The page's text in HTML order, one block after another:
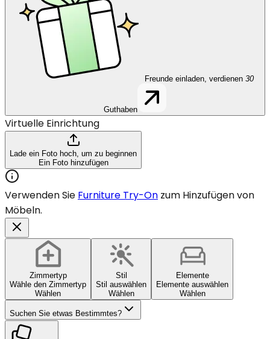
Freunde einladen, verdienen 30
Guthaben
Virtuelle Einrichtung
Lade ein Foto hoch, um zu beginnen
Ein Foto hinzufügen
Verwenden Sie Furniture Try-On zum Hinzufügen von
Möbeln.
Zimmertyp
Wähle den Zimmertyp
Wählen
Stil
Stil auswählen
Wählen
Elemente
Elemente auswählen
Wählen
Suchen Sie etwas Bestimmtes?